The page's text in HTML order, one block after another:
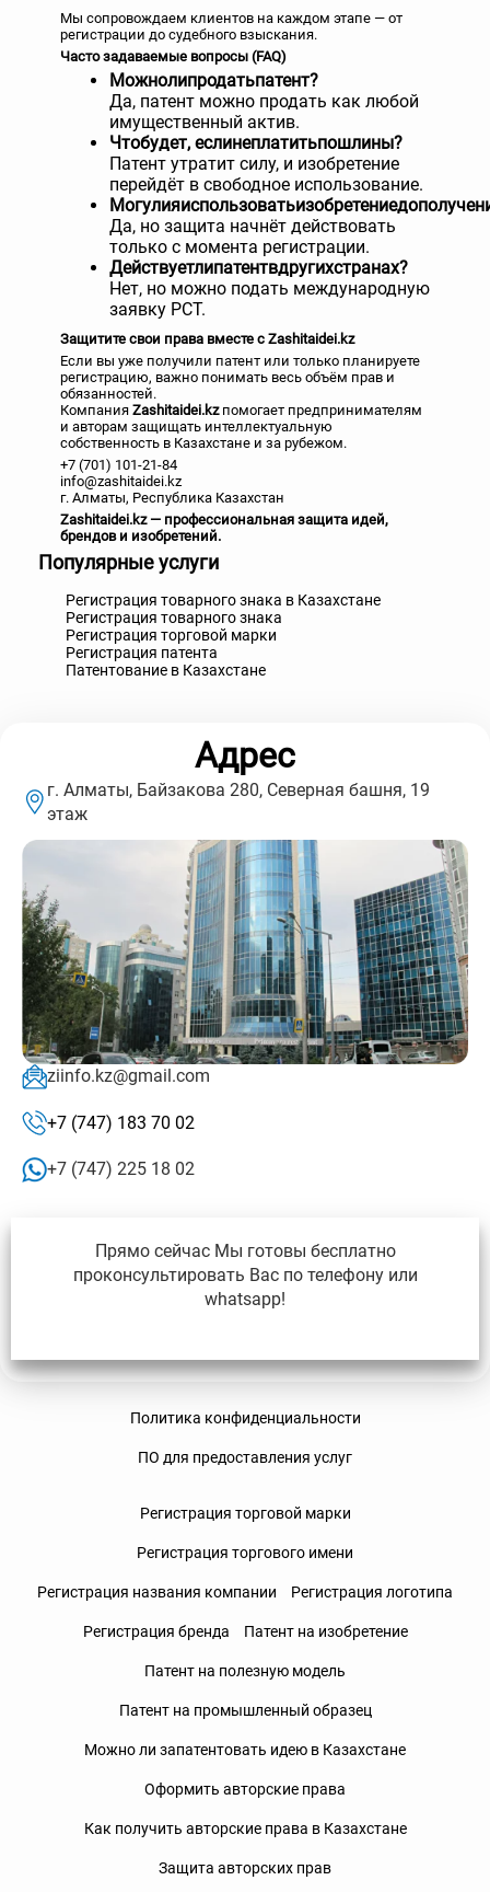
Мы сопровождаем клиентов на каждом этапе — от
регистрации до судебного взыскания.
Часто задаваемые вопросы (FAQ)
Можнолипродатьпатент?
Да, патент можно продать как любой
имущественный актив.
Чтобудет, еслинеплатитьпошлины?
Патент утратит силу, и изобретение
перейдёт в свободное использование.
Могулияиспользоватьизобретениедо
Да, но защита начнёт действовать
только с момента регистрации.
Действуетлипатентвдругихстранах?
Нет, но можно подать международную
заявку PCT.
Защитите свои права вместе с Zashitaidei.kz
Если вы уже получили патент или только планируете
регистрацию, важно понимать весь объём прав и
обязанностей.
Компания Zashitaidei.kzпомогает предпринимателям
и авторам защищать интеллектуальную
собственность в Казахстане и за рубежом.
+7 (701) 101-21-84
info@zashitaidei.kz
г. Алматы, Республика Казахстан
Zashitaidei.kz — профессиональная защита идей,
брендов и изобретений.
Популярные услуги
Регистрация товарного знака в Казахстане
Регистрация товарного знака
Регистрация торговой марки
Регистрация патента
Патентование в Казахстане
Адрес
г. Алматы, Байзакова 280, Северная башня, 19
этаж
ziinfo.kz@gmail.com
+7 (747) 183 70 02
+7 (747) 225 18 02
Прямо сейчас Мы готовы бесплатно
проконсультировать Вас по телефону или
whatsapp!
Политика конфиденциальности
ПО для предоставления услуг
Регистрация торговой марки
Регистрация торгового имени
Регистрация названия компании Регистрация логотипа
Регистрация бренда Патент на изобретение
Патент на полезную модель
Патент на промышленный образец
Можно ли запатентовать идею в Казахстане
Оформить авторские права
Как получить авторские права в Казахстане
Защита авторских прав